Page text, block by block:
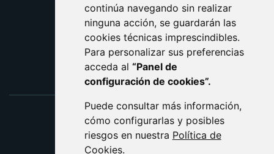
continúa navegando sin realizar
ninguna acción, se guardarán las
cookies técnicas imprescindibles.
Para personalizar sus preferencias
acceda al “Panel de
configuración de cookies”.
Puede consultar más información,
cómo configurarlas y posibles
riesgos en nuestra Política de
Cookies.
ACCESIBILIDAD
ENLACE EXTERNO AL